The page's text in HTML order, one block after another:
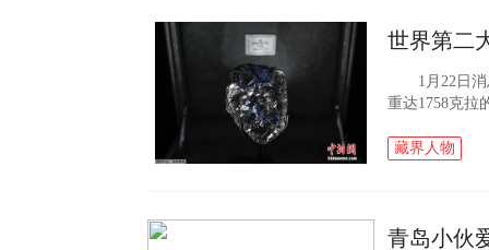
世界第二
1月22日消
重达1758克拉
藏界人物